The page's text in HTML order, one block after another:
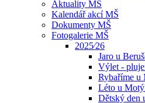
Aktuality MŠ
Kalendář akcí MŠ
Dokumenty MŠ
Fotogalerie MŠ
2025⁄26
Jaro u
Výlet -
Rybaříme u
Léto u
Dětský den